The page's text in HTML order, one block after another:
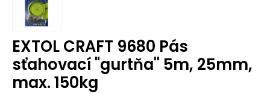
EXTOL CRAFT 9680 Pás
sťahovací "gurtňa'' 5m, 25mm,
max. 150kg